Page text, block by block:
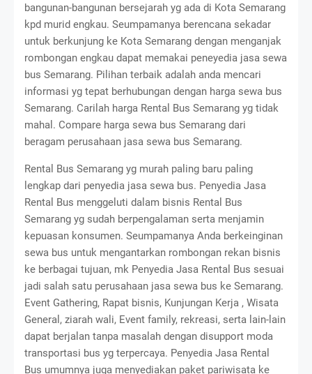
bangunan-bangunan bersejarah yg ada di Kota Semarang
kpd murid engkau. Seumpamanya berencana sekadar
untuk berkunjung ke Kota Semarang dengan menganjak
rombongan engkau dapat memakai peneyedia jasa sewa
bus Semarang. Pilihan terbaik adalah anda mencari
informasi yg tepat berhubungan dengan harga sewa bus
Semarang. Carilah harga Rental Bus Semarang yg tidak
mahal. Compare harga sewa bus Semarang dari
beragam perusahaan jasa sewa bus Semarang.
Rental Bus Semarang yg murah paling baru paling
lengkap dari penyedia jasa sewa bus. Penyedia Jasa
Rental Bus menggeluti dalam bisnis Rental Bus
Semarang yg sudah berpengalaman serta menjamin
kepuasan konsumen. Seumpamanya Anda berkeinginan
sewa bus untuk mengantarkan rombongan rekan bisnis
ke berbagai tujuan, mk Penyedia Jasa Rental Bus sesuai
jadi salah satu perusahaan jasa sewa bus ke Semarang.
Event Gathering, Rapat bisnis, Kunjungan Kerja , Wisata
General, ziarah wali, Event family, rekreasi, serta lain-lain
dapat berjalan tanpa masalah dengan disupport moda
transportasi bus yg terpercaya. Penyedia Jasa Rental
Bus umumnya juga menyediakan paket pariwisata ke